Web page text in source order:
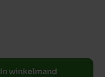
In winkelmand